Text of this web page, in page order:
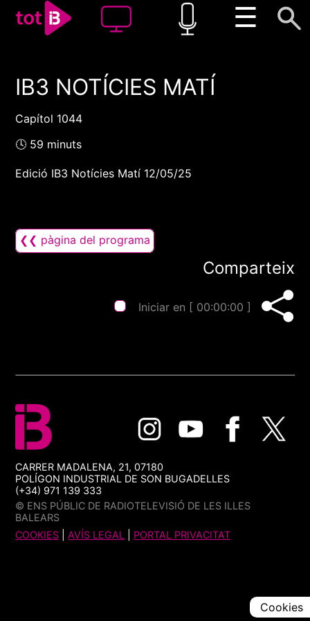
☰
00:00 00:00
IB3 NOTÍCIES MATÍ
Capítol 1044
🕓 59 minuts
Edició IB3 Notícies Matí 12/05/25
❮❮ pàgina del programa
Comparteix
Iniciar en [ 00:00:00 ]
CARRER MADALENA, 21, 07180
POLÍGON INDUSTRIAL DE SON BUGADELLES
(+34) 971 139 333
© ENS PÚBLIC DE RADIOTELEVISIÓ DE LES ILLES
BALEARS
COOKIES |AVÍS LEGAL PORTAL PRIVACITAT
Cookies